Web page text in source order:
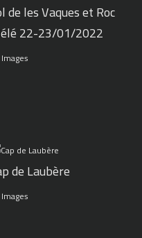
de les Vaques et Roc
22-23/01/2022
de Laubère